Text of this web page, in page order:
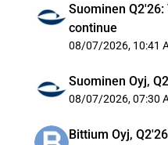
Suominen
continue
08/07/2026, 10:41
Suominen Oyj,
08/07/2026, 07:30
Bittium Oyj, Q2'26